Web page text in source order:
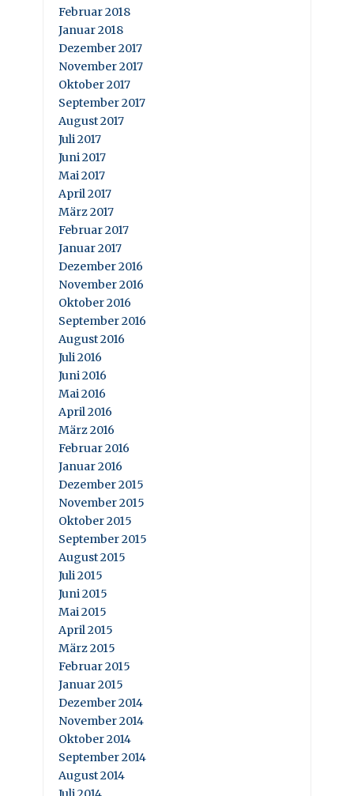
Februar 2018
Januar 2018
Dezember 2017
November 2017
Oktober 2017
September 2017
August 2017
Juli 2017
Juni 2017
Mai 2017
April 2017
März 2017
Februar 2017
Januar 2017
Dezember 2016
November 2016
Oktober 2016
September 2016
August 2016
Juli 2016
Juni 2016
Mai 2016
April 2016
März 2016
Februar 2016
Januar 2016
Dezember 2015
November 2015
Oktober 2015
September 2015
August 2015
Juli 2015
Juni 2015
Mai 2015
April 2015
März 2015
Februar 2015
Januar 2015
Dezember 2014
November 2014
Oktober 2014
September 2014
August 2014